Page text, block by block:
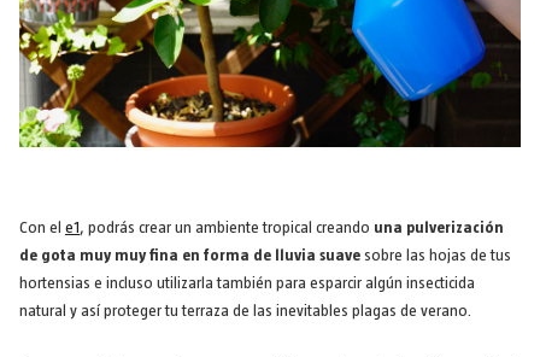
Con el e1, podrás crear un ambiente tropical creando una pulverización
de gota muy muy fina en forma de lluvia suave sobre las hojas de tus
hortensias e incluso utilizarla también para esparcir algún insecticida
natural y así proteger tu terraza de las inevitables plagas de verano.